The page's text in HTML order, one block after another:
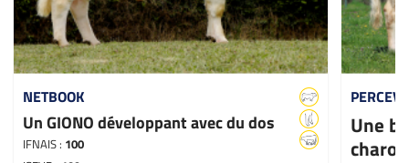
NETBOOK
Un GIONO développant avec du dos
IFNAIS : 100
Une